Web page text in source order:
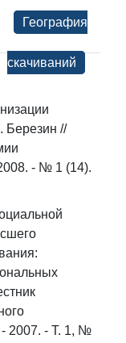
География
скачиваний
Березин //
- № 1 (14).
- 2007. - Т. 1, №